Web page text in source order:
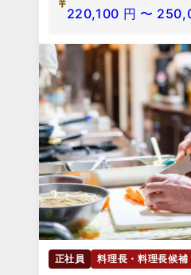
220,100 円 〜
正社員 料理長・料理長候補